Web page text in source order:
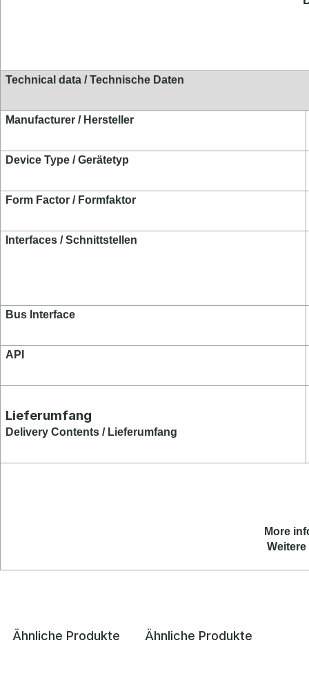
Technical data / Technische Daten
Manufacturer / Hersteller
Device Type / Gerätetyp
Form Factor / Formfaktor
Interfaces / Schnittstellen
Bus Interface
API
Lieferumfang
Delivery Contents / Lieferumfang
More
Ähnliche Produkte Ähnliche Produkte